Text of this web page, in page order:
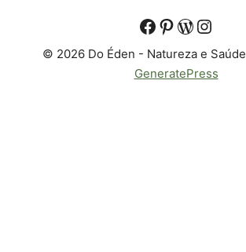
© 2026 Do Éden - Natureza e Saúde
GeneratePress